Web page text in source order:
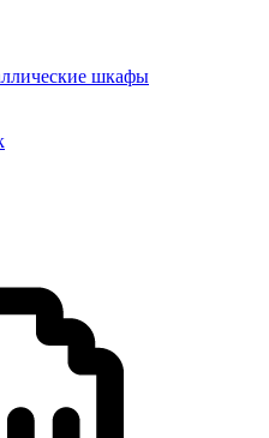
шкафы